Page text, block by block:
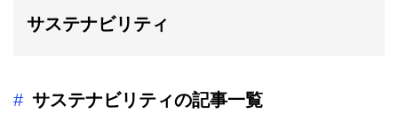
サステナビリティ
# サステナビリティの記事一覧